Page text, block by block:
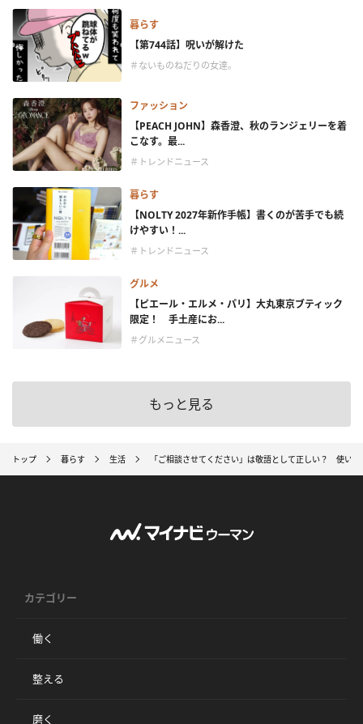
暮らす
【第744話】呪いが解けた
＃ないものねだりの女達。
ファッション
【PEACH JOHN】森香澄、秋のランジェリーを着
こなす。最...
＃トレンドニュース
暮らす
【NOLTY 2027年新作手帳】書くのが苦手でも続
けやすい！...
＃トレンドニュース
グルメ
【ピエール・エルメ・パリ】大丸東京ブティック
限定！ 手土産にお...
＃グルメニュース
もっと見る
トップ 暮らす 生活 「ご相談させてください」は敬語として正しい？ 使い
カテゴリー
働く
整える
磨く